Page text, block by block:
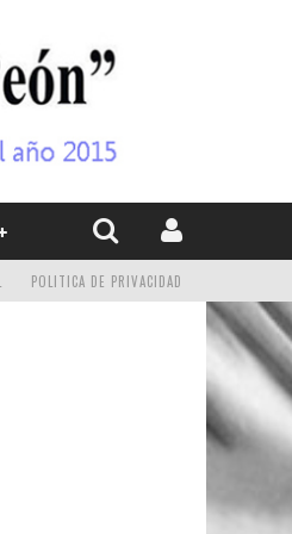
POLITICA DE PRIVACIDAD